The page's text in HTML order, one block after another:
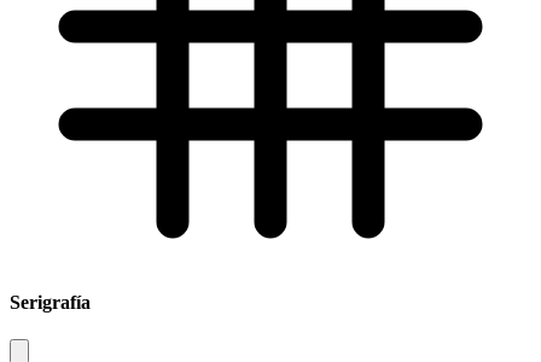
Serigrafía